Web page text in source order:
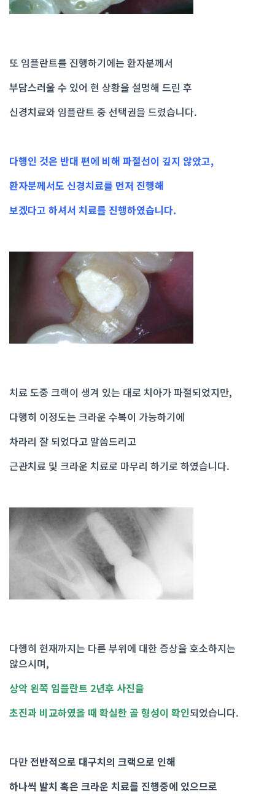
또 임플란트를 진행하기에는 환자분께서
부담스러울 수 있어 현 상황을 설명해 드린 후
신경치료와 임플란트 중 선택권을 드렸습니다.
다행인 것은 반대 편에 비해 파절선이 깊지 않았고,
환자분께서도 신경치료를 먼저 진행해
보겠다고 하셔서 치료를 진행하였습니다.
치료 도중 크랙이 생겨 있는 대로 치아가 파절되었지만,
다행히 이정도는 크라운 수복이 가능하기에
차라리 잘 되었다고 말씀드리고
근관치료 및 크라운 치료로 마무리 하기로 하였습니다.
다행히 현재까지는 다른 부위에 대한 증상을 호소하지는
않으시며,
상악 왼쪽 임플란트 2년후 사진을
초진과 비교하였을 때 확실한 골 형성이 확인되었습니다.
다만 전반적으로 대구치의 크랙으로 인해
하나씩 발치 혹은 크라운 치료를 진행중에 있으므로